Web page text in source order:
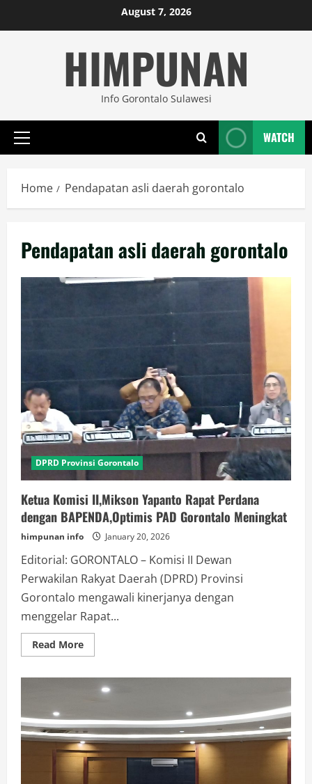
to
August 7, 2026
HIMPUNAN
Info Gorontalo Sulawesi
Primary
WATCH
Home Pendapatan asli daerah gorontalo
Pendapatan asli daerah gorontalo
DPRD Provinsi Gorontalo
Ketua Komisi II,Mikson Yapanto Rapat Perdana
dengan BAPENDA,Optimis PAD Gorontalo Meningkat
himpunan info January 20, 2026
Editorial: GORONTALO – Komisi II Dewan
Perwakilan Rakyat Daerah (DPRD) Provinsi
Gorontalo mengawali kinerjanya dengan
menggelar Rapat...
Read MoreRead
more
Komisi
II,Mikson
Perdana
dengan
BAPENDA,Optimis
PAD
Gorontalo
Meningkat